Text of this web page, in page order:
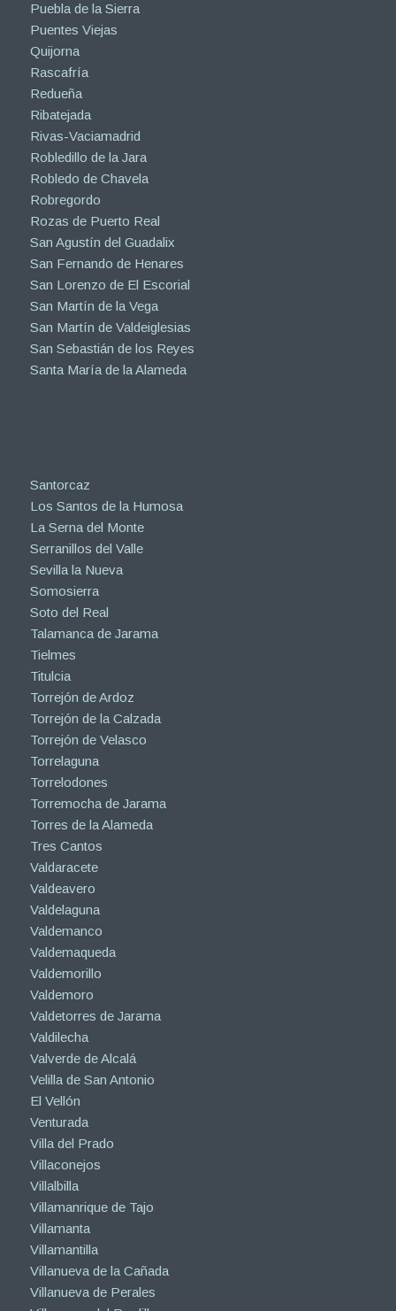
Puebla de la Sierra
Puentes Viejas
Quijorna
Rascafría
Redueña
Ribatejada
Rivas-Vaciamadrid
Robledillo de la Jara
Robledo de Chavela
Robregordo
Rozas de Puerto Real
San Agustín del Guadalix
San Fernando de Henares
San Lorenzo de El Escorial
San Martín de la Vega
San Martín de Valdeiglesias
San Sebastián de los Reyes
Santa María de la Alameda
Santorcaz
Los Santos de la Humosa
La Serna del Monte
Serranillos del Valle
Sevilla la Nueva
Somosierra
Soto del Real
Talamanca de Jarama
Tielmes
Titulcia
Torrejón de Ardoz
Torrejón de la Calzada
Torrejón de Velasco
Torrelaguna
Torrelodones
Torremocha de Jarama
Torres de la Alameda
Tres Cantos
Valdaracete
Valdeavero
Valdelaguna
Valdemanco
Valdemaqueda
Valdemorillo
Valdemoro
Valdetorres de Jarama
Valdilecha
Valverde de Alcalá
Velilla de San Antonio
El Vellón
Venturada
Villa del Prado
Villaconejos
Villalbilla
Villamanrique de Tajo
Villamanta
Villamantilla
Villanueva de la Cañada
Villanueva de Perales